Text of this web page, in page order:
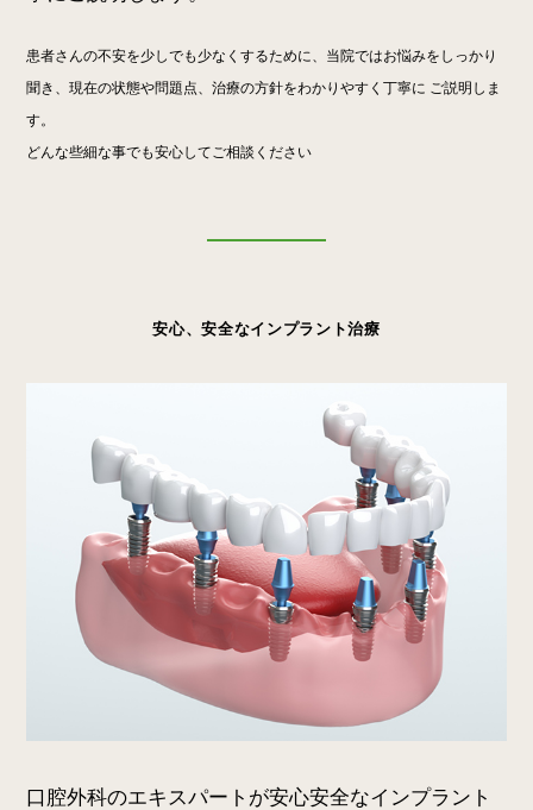
患者さんの不安を少しでも少なくするために、当院ではお悩みをしっかり
聞き、現在の状態や問題点、治療の方針をわかりやすく丁寧に ご説明しま
す。
どんな些細な事でも安心してご相談ください
安心、安全なインプラント治療
口腔外科のエキスパートが安心安全なインプラント